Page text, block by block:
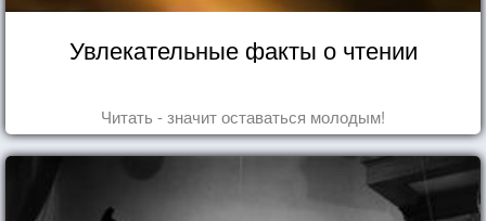
Увлекательные факты о чтении
Читать - значит оставаться молодым!